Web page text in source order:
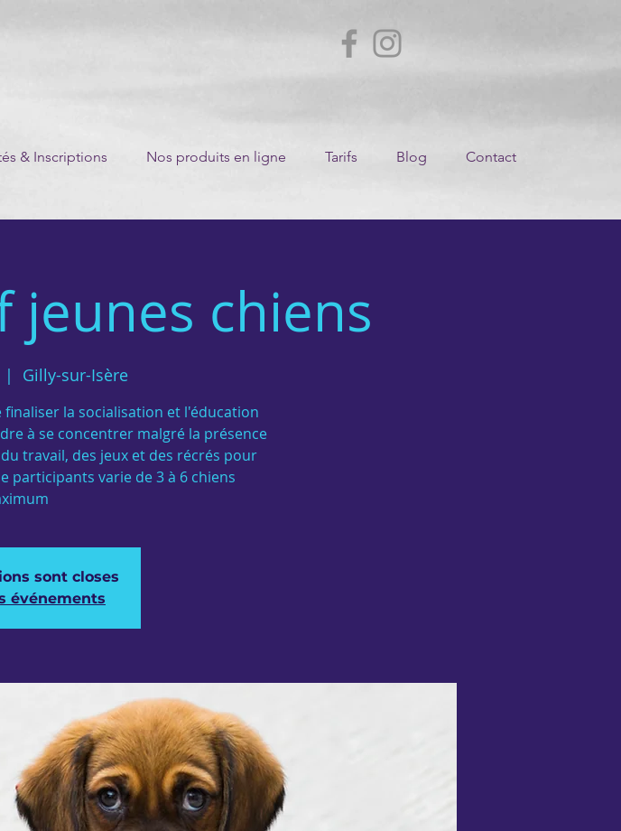
& Inscriptions Nos produits en ligne Tarifs Blog Contact
jeunes chiens
|
Gilly-sur-Isère
la socialisation et l'éducation
à se concentrer malgré la présence
travail, des jeux et des récrés pour
participants varie de 3 à 6 chiens
sont closes
événements